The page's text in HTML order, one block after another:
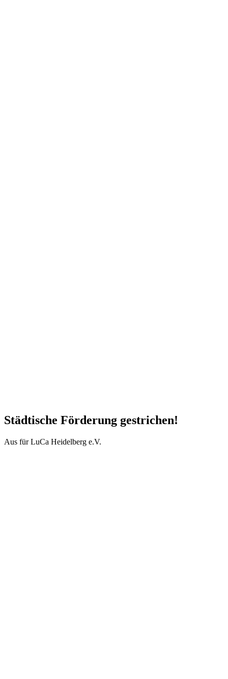
Städtische Förderung gestrichen!
Aus für LuCa Heidelberg e.V.